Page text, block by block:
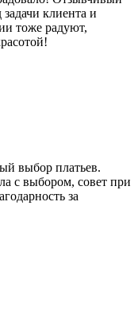
клиента и
тоже радуют,
выбор платьев.
с выбором, совет при
за